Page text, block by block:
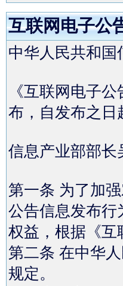
互联网电子公
中华人民共和国
《互联网电子
布，自发布之日
信息产业部部长
第一条 为了加
公告信息发布行
权益，根据《互
第二条 在中华
规定。